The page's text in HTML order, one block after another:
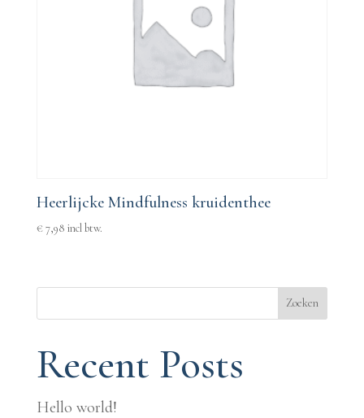
Heerlijcke Mindfulness kruidenthee
€7,98 incl btw.
Zoeken
Recent Posts
Hello world!